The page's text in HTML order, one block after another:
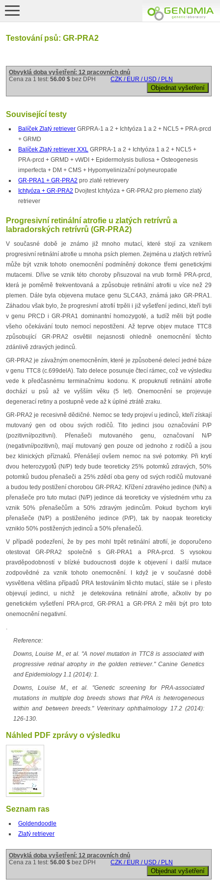
Testování psů: GR-PRA2
Obvyklá doba vyšetření: 12 pracovních dnů
Cena za 1 test: 56.00 $ bez DPH CZK / EUR / USD / PLN
Související testy
Balíček Zlatý retriever GRPRA-1 a 2 + Ichtyóza 1 a 2 + NCL5 + PRA-prcd
+ GRMD
Balíček Zlatý retriever XXL GRPRA-1 a 2 + Ichtyóza 1 a 2 + NCL5 +
PRA-prcd + GRMD + vWDI + Epidermolysis bullosa + Osteogenesis
imperfecta + DM + CMS + Hypomyelinizační polyneuropatie
GR-PRA1 + GR-PRA2 pro zlaté retrievery
Ichtyóza + GR-PRA2 Dvojtest Ichtyóza + GR-PRA2 pro plemeno zlatý
retriever
Progresivní retinální atrofie u zlatých retrívrů a
labradorských retrívrů (GR-PRA2)
V současné době je známo již mnoho mutací, které stojí za vznikem
progresivní retinální atrofie u mnoha psích plemen. Zejména u zlatých retrívrů
může být vznik tohoto onemocnění podmíněný dokonce třemi genetickými
mutacemi. Dříve se vznik této choroby přisuzoval na vrub formě PRA-prcd,
která je poměrně frekventovaná a způsobuje retinální atrofii u více než 29
plemen. Dále byla objevena mutace genu SLC4A3, známá jako GR-PRA1.
Záhadou však bylo, že progresivní atrofií trpěli i již vyšetření jedinci, kteří byli
v genu PRCD i GR-PRA1 dominantní homozygoté, a tudíž měli být podle
všeho očekávání touto nemocí nepostiženi. Až teprve objev mutace TTC8
způsobující GR-PRA2 osvětlil nejasnosti ohledně onemocnění těchto
zdánlivě zdravých jedinců.
GR-PRA2 je závažným onemocněním, které je způsobené delecí jedné báze
v genu TTC8 (c.699delA). Tato delece posunuje čtecí rámec, což ve výsledku
vede k předčasnému terminačnímu kodonu. K propuknutí retinální atrofie
dochází u psů až ve vyšším věku (5 let). Onemocnění se projevuje
degenerací retiny a postupně vede až k úplné ztrátě zraku.
GR-PRA2 je recesivně dědičné. Nemoc se tedy projeví u jedinců, kteří získají
mutovaný gen od obou svých rodičů. Tito jedinci jsou označování P/P
(pozitivní/pozitivní). Přenašeči mutovaného genu, označovaní N/P
(negativní/pozitivní), mají mutovaný gen pouze od jednoho z rodičů a jsou
bez klinických příznaků. Přenášejí ovšem nemoc na své potomky. Při krytí
dvou heterozygotů (N/P) tedy bude teoreticky 25% potomků zdravých, 50%
potomků budou přenašeči a 25% zdědí oba geny od svých rodičů mutované
a budou tedy postižení chorobou GR-PRA2. Křížení zdravého jedince (N/N) a
přenašeče pro tuto mutaci (N/P) jedince dá teoreticky ve výsledném vrhu za
vznik 50% přenašečům a 50% zdravým jedincům. Pokud bychom kryli
přenašeče (N/P) a postiženého jedince (P/P), tak by naopak teoreticky
vzniklo 50% postižených jedinců a 50% přenašečů.
V případě podezření, že by pes mohl trpět retinální atrofií, je doporučeno
otestovat GR-PRA2 společně s GR-PRA1 a PRA-prcd. S vysokou
pravděpodobností v blízké budoucnosti dojde k objevení i další mutace
zodpovědné za vznik tohoto onemocnění. I když je v současné době
vysvětlena většina případů PRA testováním těchto mutací, stále se i přesto
objevují jedinci, u nichž je detekována retinální atrofie, ačkoliv by po
genetickém vyšetření PRA-prcd, GR-PRA1 a GR-PRA 2 měli být pro toto
onemocnění negativní.
.
Reference:
Downs, Louise M., et al. "A novel mutation in TTC8 is associated with
progressive retinal atrophy in the golden retriever." Canine Genetics
and Epidemiology 1.1 (2014): 1.
Downs, Louise M., et al. "Genetic screening for PRA‐associated
mutations in multiple dog breeds shows that PRA is heterogeneous
within and between breeds." Veterinary ophthalmology 17.2 (2014):
126-130.
Náhled PDF zprávy o výsledku
Seznam ras
Goldendoodle
Zlatý retriever
Obvyklá doba vyšetření: 12 pracovních dnů
Cena za 1 test: 56.00 $ bez DPH CZK / EUR / USD / PLN